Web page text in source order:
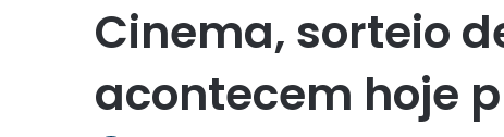
Cinema, sorteio
acontecem hoje